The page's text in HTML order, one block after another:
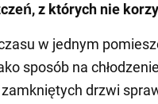
z których nie
w jednym
sposób na
drzwi